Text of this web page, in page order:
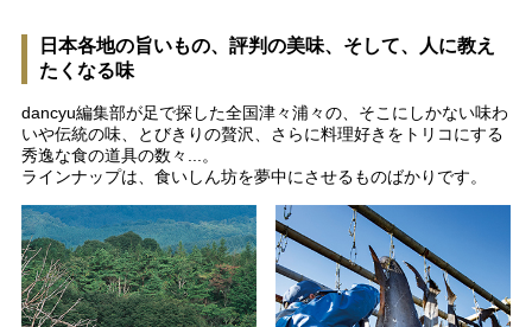
日本各地の旨いもの、評判の美味、そして、人に教え
たくなる味
dancyu編集部が足で探した全国津々浦々の、そこにしかない味わ
いや伝統の味、とびきりの贅沢、さらに料理好きをトリコにする
秀逸な食の道具の数々...。
ラインナップは、食いしん坊を夢中にさせるものばかりです。